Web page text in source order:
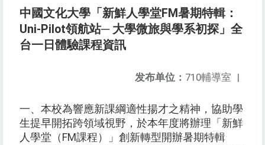
中國文化大學「新鮮人學堂FM暑期特輯：
Uni-Pilot領航站─ 大學微旅與學系初探」全
台一日體驗課程資訊
发布单位： 710輔導室 |
一、本校為響應新課綱適性揚才之精神，協助學
生提早開拓跨領域視野，於本年度將辦理「新鮮
人學堂（FM課程）」創新轉型開辦暑期特輯